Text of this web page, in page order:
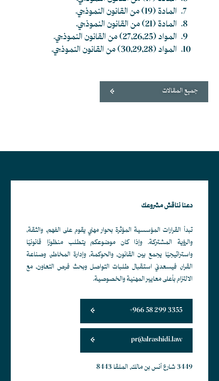
المادة (19) من القانون النموذجي.
المادة (21) من القانون النموذجي.
المواد (27،26،25) من القانون النموذجي.
المواد (30،29،28) من القانون النموذجي.
جميع المقالات
دعنا نناقش مشروعك
تبدأ القرارات المؤسسية المؤثرة بحوار مهني يقوم على الفهم، والثقة،
والرؤية المشتركة. وإذا كان موضوعكم يتطلب منظورًا قانونيًا
واستراتيجيًا يجمع بين القانون، والحوكمة، وإدارة المخاطر، وصناعة
القرار، فيسعدني استقبال طلبات التواصل وبحث فرص التعاون، مع
الالتزام بأعلى معايير المهنية والخصوصية.
+966 58 299 3355
pr@alrashidi.law
3449 شارع أنس بن مالك, الملقا 8443